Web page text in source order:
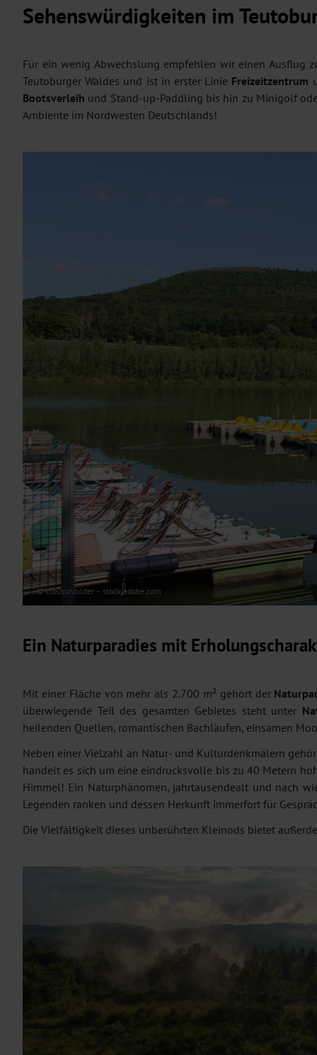
Sehenswürdigkeiten im
Für ein wenig Abwechslung empfehlen wir einen Ausflug
Teutoburger Waldes und ist in erster Linie Freizeitzentrum
Bootsverleih und Stand-up-Paddling bis hin zu Minigolf
Ambiente im Nordwesten Deutschlands!
© clousunbilder – stock.adobe.com
Ein Naturparadies mit
Mit einer Fläche von mehr als 2.700 m² gehört der
überwiegende Teil des gesamten Gebietes steht unter
heilenden Quellen, romantischen Bachläufen, einsamen
Neben einer Vielzahl an Natur- und Kulturdenkmälern
handelt es sich um eine eindrucksvolle bis zu 40 Metern
Himmel! Ein Naturphänomen, jahrtausendealt und nach
Legenden ranken und dessen Herkunft immerfort für
Die Vielfältigkeit dieses unberührten Kleinods bietet